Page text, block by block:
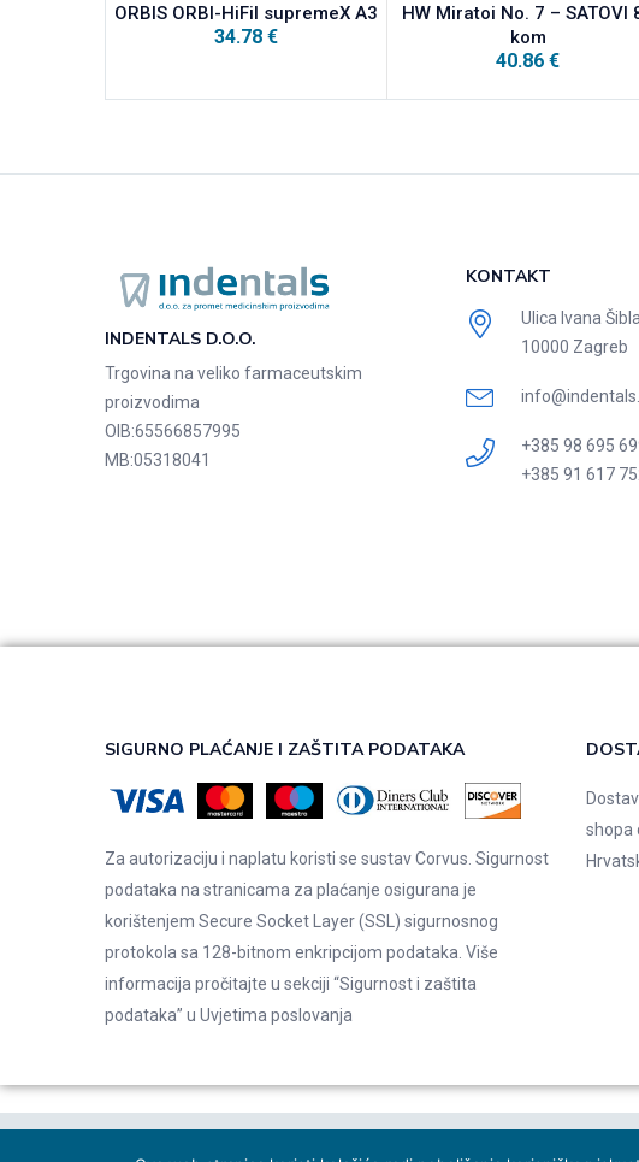
ORBIS ORBI-HiFil supremeX A3
34.78 €
HW Miratoi No. 7 – SATOVI
kom
40.86 €
INDENTALS D.O.O.
Trgovina na veliko farmaceutskim
proizvodima
OIB:65566857995
MB:05318041
KONTAKT
Ulica Ivana
10000 Zagreb
+385 98 695
+385 91 617
SIGURNO PLAĆANJE I ZAŠTITA PODATAKA
Za autorizaciju i naplatu koristi se sustav Corvus. Sigurnost
podataka na stranicama za plaćanje osigurana je
korištenjem Secure Socket Layer (SSL) sigurnosnog
protokola sa 128-bitnom enkripcijom podataka. Više
informacija pročitajte u sekciji “Sigurnost i zaštita
podataka” u Uvjetima poslovanja
shopa
© 2026 Indentals. Sva prava pridržana – Design by Michel studio